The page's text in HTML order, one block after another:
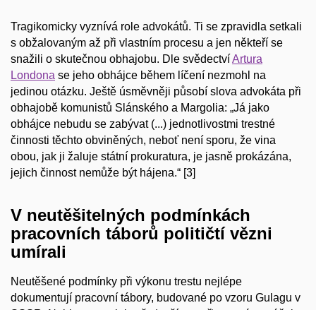
Tragikomicky vyznívá role advokátů. Ti se zpravidla setkali
s obžalovaným až při vlastním procesu a jen někteří se
snažili o skutečnou obhajobu. Dle svědectvíArtura
Londona se jeho obhájce během líčení nezmohl na
jedinou otázku. Ještě úsměvněji působí slova advokáta při
obhajobě komunistů Slánského a Margolia: „Já jako
obhájce nebudu se zabývat (...) jednotlivostmi trestné
činnosti těchto obviněných, neboť není sporu, že vina
obou, jak ji žaluje státní prokuratura, je jasně prokázána,
jejich činnost nemůže být hájena.“ [3]
V neutěšitelných podmínkách
pracovních táborů političtí vězni
umírali
Neutěšené podmínky při výkonu trestu nejlépe
dokumentují pracovní tábory, budované po vzoru Gulagu v